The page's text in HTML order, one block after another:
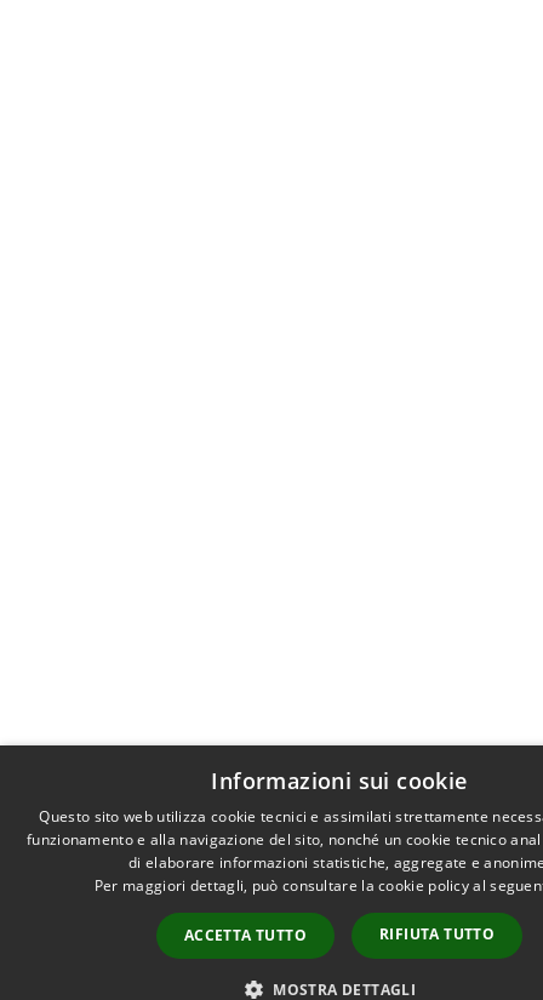
Informazioni sui cookie
Questo sito web utilizza cookie tecnici e assimilati strettamente
funzionamento e alla navigazione del sito, nonché un cookie tecnico
di elaborare informazioni statistiche, aggregate e
Per maggiori dettagli, può consultare la cookie policy al
ACCETTA TUTTO RIFIUTA TUTTO
MOSTRA DETTAGLI